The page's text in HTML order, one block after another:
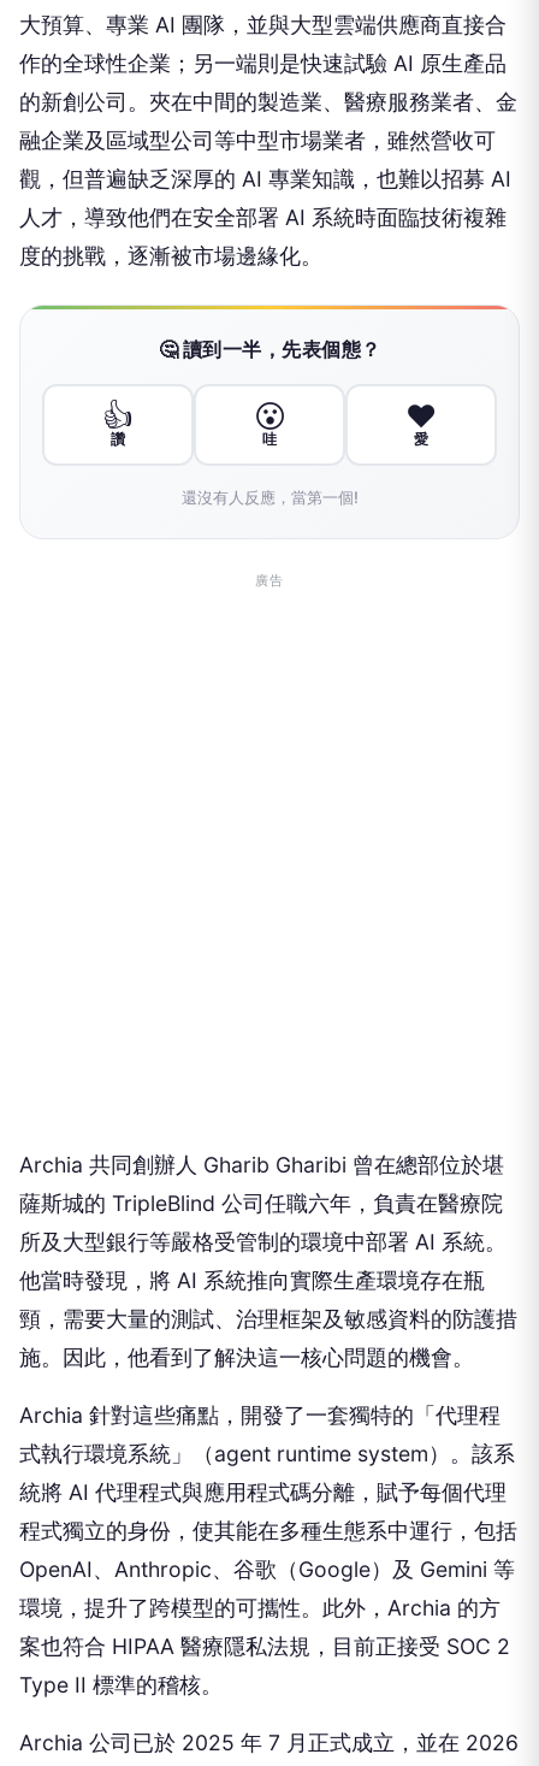
大預算、專業 AI 團隊，並與大型雲端供應商直接合
作的全球性企業；另一端則是快速試驗 AI 原生產品
的新創公司。夾在中間的製造業、醫療服務業者、金
融企業及區域型公司等中型市場業者，雖然營收可
觀，但普遍缺乏深厚的 AI 專業知識，也難以招募 AI
人才，導致他們在安全部署 AI 系統時面臨技術複雜
度的挑戰，逐漸被市場邊緣化。
🤔 讀到一半，先表個態？
👍
讚
😮
哇
❤️
愛
還沒有人反應，當第一個!
廣告
Archia 共同創辦人 Gharib Gharibi 曾在總部位於堪
薩斯城的 TripleBlind 公司任職六年，負責在醫療院
所及大型銀行等嚴格受管制的環境中部署 AI 系統。
他當時發現，將 AI 系統推向實際生產環境存在瓶
頸，需要大量的測試、治理框架及敏感資料的防護措
施。因此，他看到了解決這一核心問題的機會。
Archia 針對這些痛點，開發了一套獨特的「代理程
式執行環境系統」（agent runtime system）。該系
統將 AI 代理程式與應用程式碼分離，賦予每個代理
程式獨立的身份，使其能在多種生態系中運行，包括
OpenAI、Anthropic、谷歌（Google）及 Gemini 等
環境，提升了跨模型的可攜性。此外，Archia 的方
案也符合 HIPAA 醫療隱私法規，目前正接受 SOC 2
Type II 標準的稽核。
Archia 公司已於 2025 年 7 月正式成立，並在 2026